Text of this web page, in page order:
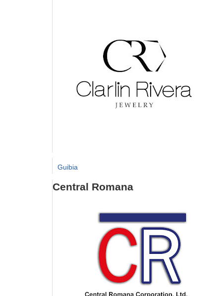
Guibia
Central Romana